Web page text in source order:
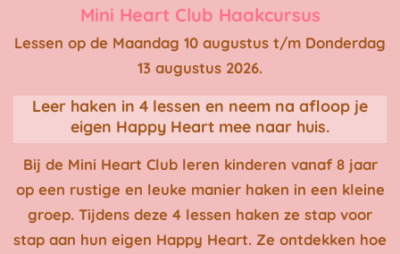
Mini Heart Club Haakcursus
Lessen op de Maandag 10 augustus t/m Donderdag
13 augustus 2026.
Leer haken in 4 lessen en neem na afloop je
eigen Happy Heart mee naar huis.
Bij de Mini Heart Club leren kinderen vanaf 8 jaar
op een rustige en leuke manier haken in een kleine
groep. Tijdens deze 4 lessen haken ze stap voor
stap aan hun eigen Happy Heart. Ze ontdekken hoe